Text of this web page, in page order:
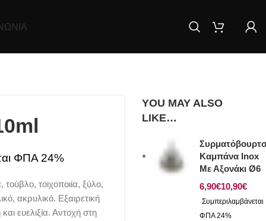
τοιχοποιία, ξύλο,
ακρυλικό. Εξαιρετική
ευελιξία. Αντοχή στη
YOU MAY ALSO
LIKE…
Καμπάνα Inox
Με Αξονάκι Ø6
€
€